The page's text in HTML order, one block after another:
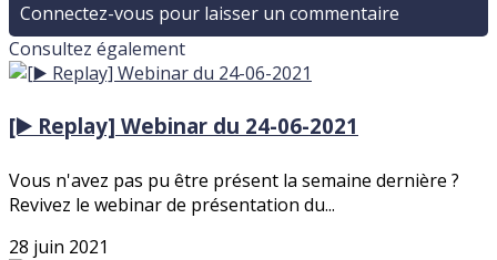
Connectez-vous pour laisser un commentaire
Consultez également
[▶️ Replay] Webinar du 24-06-2021
Vous n'avez pas pu être présent la semaine dernière ?
Revivez le webinar de présentation du...
28 juin 2021